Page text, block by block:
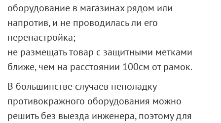
оборудование в магазинах рядом или
напротив, и не проводилась ли его
перенастройка;
не размещать товар с защитными метками
ближе, чем на расстоянии 100см от рамок.
В большинстве случаев неполадку
противокражного оборудования можно
решить без выезда инженера, поэтому для